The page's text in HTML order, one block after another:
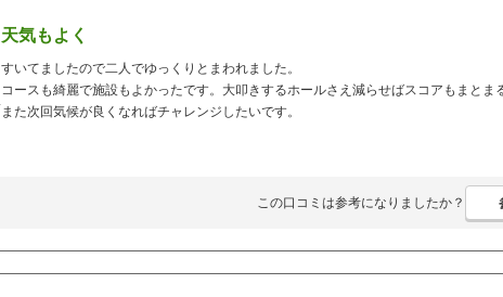
天気もよく
すいてましたので二人でゆっくりとまわれました。
コースも綺麗で施設もよかったです。大叩きするホールさえ減らせばスコアもまと
また次回気候が良くなればチャレンジしたいです。
この口コミは参考になりましたか？